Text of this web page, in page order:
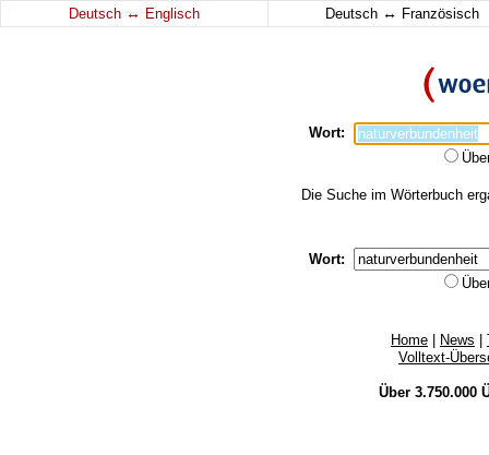
Deutsch ↔ Englisch Deutsch ↔ Französisch
Wort:
Die Suche im Wörterbuch
Wort:
Home News
Volltext-
Über 3.750.000